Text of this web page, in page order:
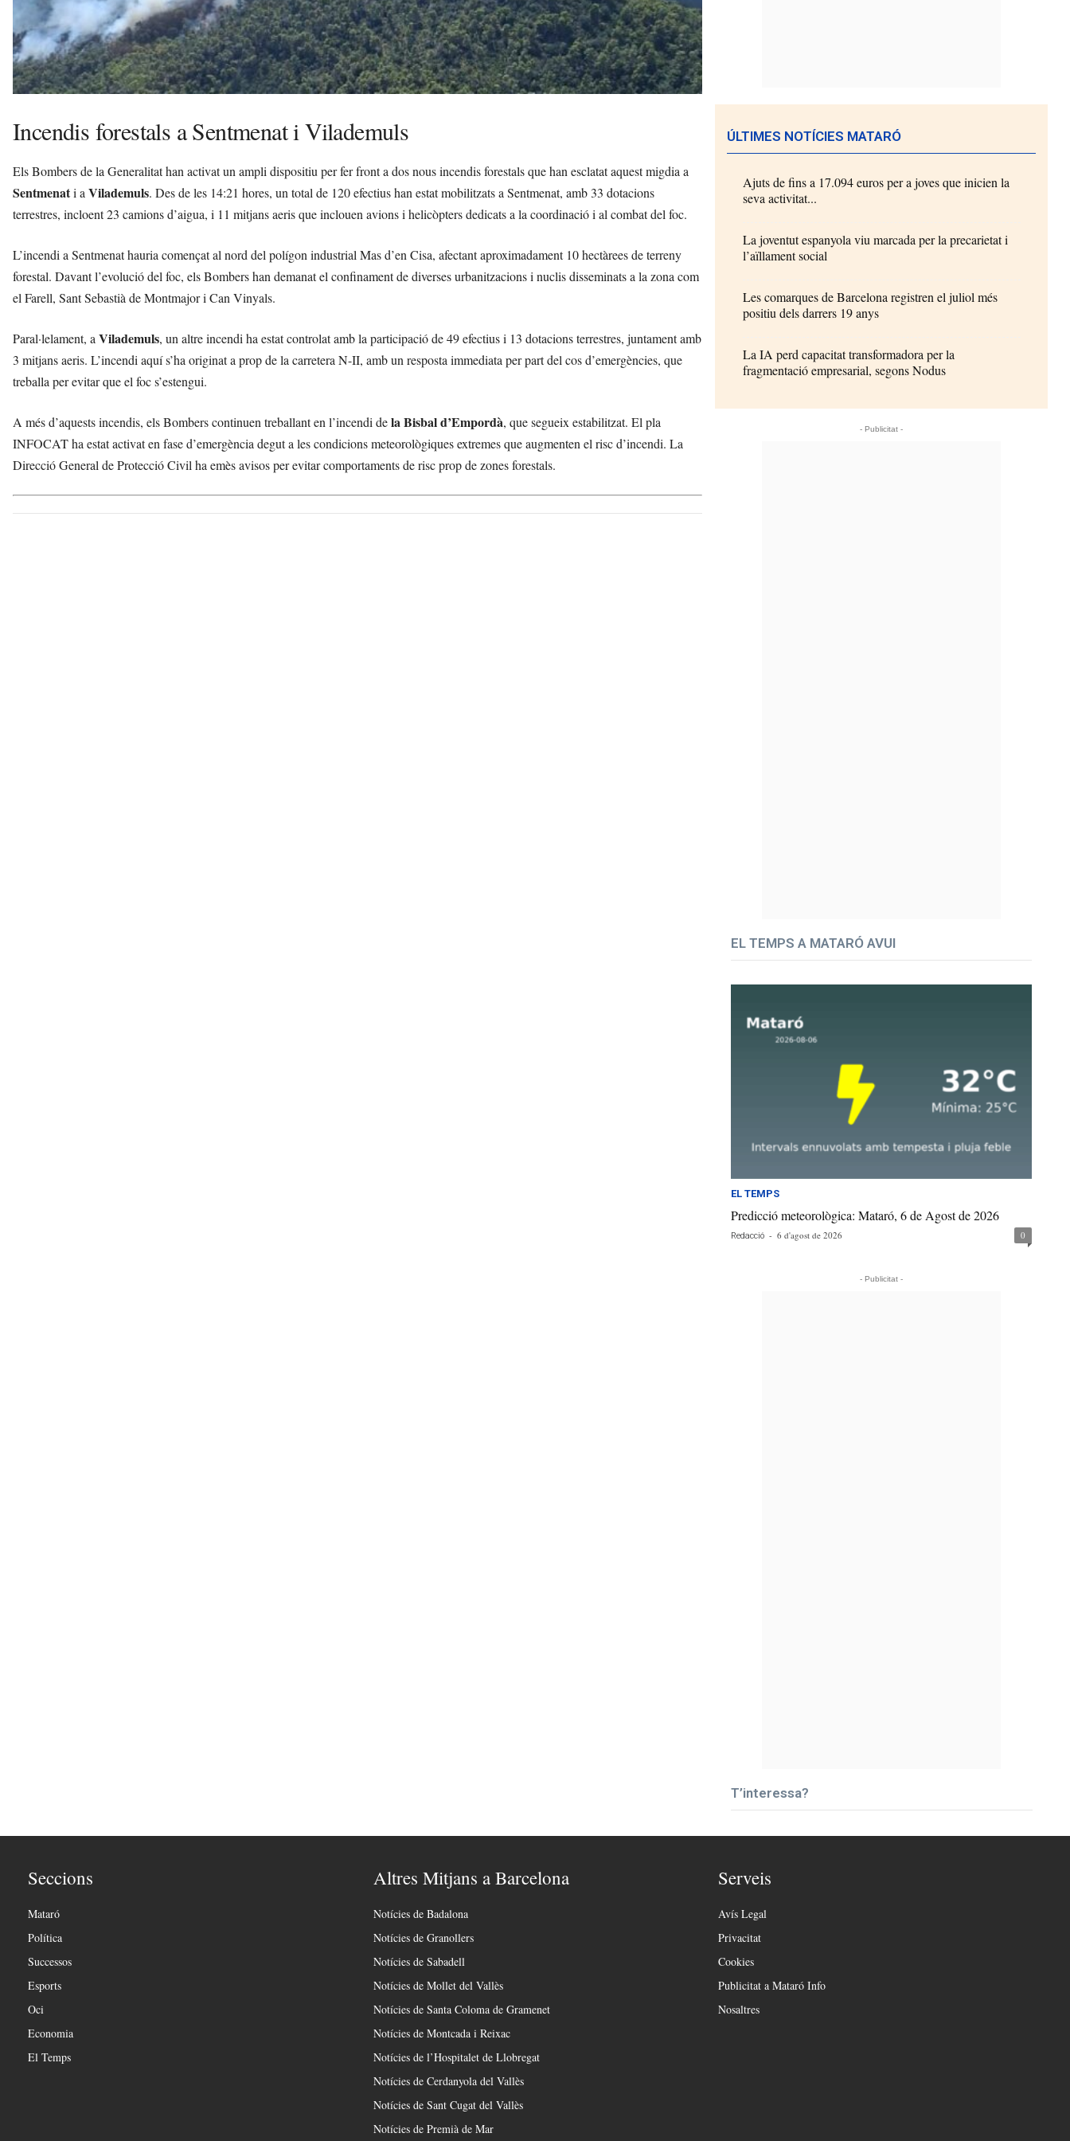
Incendis forestals a Sentmenat i Vilademuls
Els Bombers de la Generalitat han activat un ampli dispositiu per fer front a dos nous incendis forestals que han esclatat aquest migdia a
Sentmenati a Vilademuls. Des de les 14:21 hores, un total de 120 efectius han estat mobilitzats a Sentmenat, amb 33 dotacions
terrestres, incloent 23 camions d’aigua, i 11 mitjans aeris que inclouen avions i helicòpters dedicats a la coordinació i al combat del foc.
L’incendi a Sentmenat hauria començat al nord del polígon industrial Mas d’en Cisa, afectant aproximadament 10 hectàrees de terreny
forestal. Davant l’evolució del foc, els Bombers han demanat el confinament de diverses urbanitzacions i nuclis disseminats a la zona com
el Farell, Sant Sebastià de Montmajor i Can Vinyals.
Paral·lelament, a Vilademuls, un altre incendi ha estat controlat amb la participació de 49 efectius i 13 dotacions terrestres, juntament amb
3 mitjans aeris. L’incendi aquí s’ha originat a prop de la carretera N-II, amb un resposta immediata per part del cos d’emergències, que
treballa per evitar que el foc s’estengui.
A més d’aquests incendis, els Bombers continuen treballant en l’incendi dela Bisbal d’Empordà, que segueix estabilitzat. El pla
INFOCAT ha estat activat en fase d’emergència degut a les condicions meteorològiques extremes que augmenten el risc d’incendi. La
Direcció General de Protecció Civil ha emès avisos per evitar comportaments de risc prop de zones forestals.
ÚLTIMES NOTÍCIES MATARÓ
Ajuts de fins a 17.094 euros per a joves que inicien la
seva activitat...
La joventut espanyola viu marcada per la precarietat i
l’aïllament social
Les comarques de Barcelona registren el juliol més
positiu dels darrers 19 anys
La IA perd capacitat transformadora per la
fragmentació empresarial, segons Nodus
- Publicitat -
EL TEMPS A MATARÓ AVUI
EL TEMPS
Predicció meteorològica: Mataró, 6 de Agost de 2026
Redacció - 6 d'agost de 2026 0
- Publicitat -
T’interessa?
Seccions
Mataró
Política
Successos
Esports
Oci
Economia
El Temps
Altres Mitjans a Barcelona
Notícies de Badalona
Notícies de Granollers
Notícies de Sabadell
Notícies de Mollet del Vallès
Notícies de Santa Coloma de Gramenet
Notícies de Montcada i Reixac
Notícies de l’Hospitalet de Llobregat
Notícies de Cerdanyola del Vallès
Notícies de Sant Cugat del Vallès
Notícies de Premià de Mar
Serveis
Avís Legal
Privacitat
Cookies
Publicitat a Mataró Info
Nosaltres